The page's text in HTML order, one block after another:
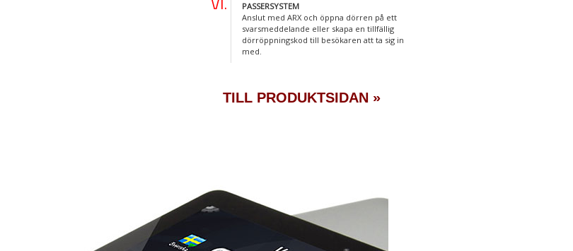
PASSERSYSTEM
Anslut med ARX och öppna dörren på ett
svarsmeddelande eller skapa en tillfällig
dörröppningskod till besökaren att ta sig in
med.
TILL PRODUKTSIDAN »